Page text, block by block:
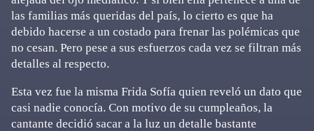
las familias más queridas del país, lo cierto es que ha
debido hacerse a un costado para frenar las polémicas que
no cesan. Pero pese a sus esfuerzos cada vez se filtran más
detalles al respecto.
Esta vez fue la misma Frida Sofía quien reveló un dato que
casi nadie conocía. Con motivo de su cumpleaños, la
cantante decidió sacar a la luz un detalle bastante